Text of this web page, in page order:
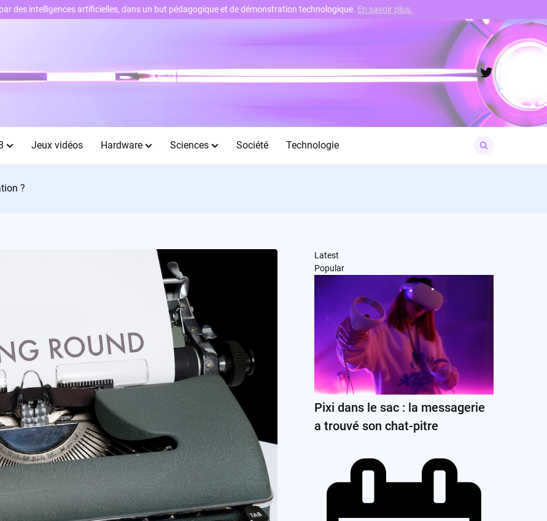
Twitter
Jeux vidéos Hardware Sciences Société Technologie
for:
?
Latest
Popular
Pixi dans le sac : la messagerie
a trouvé son chat-pitre
des intelligences artificielles, dans un but pédagogique et de démonstration technologique. En savoir plus.